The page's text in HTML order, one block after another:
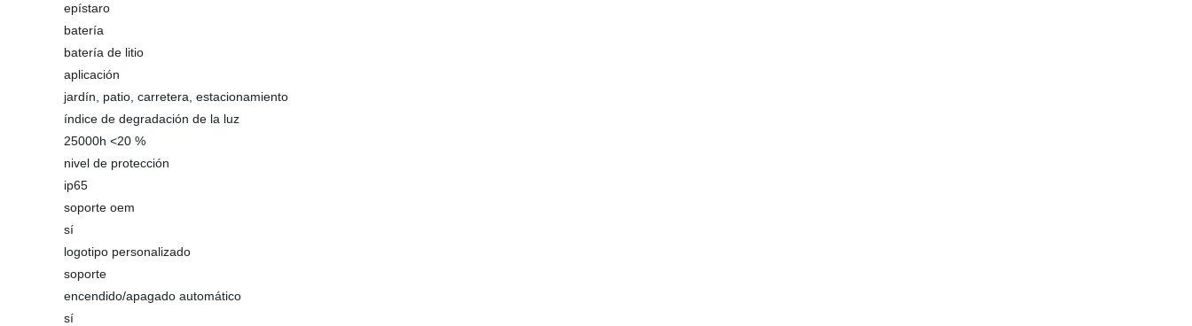
epístaro
batería
batería de litio
aplicación
jardín, patio, carretera, estacionamiento
índice de degradación de la luz
25000h <20 %
nivel de protección
ip65
soporte oem
sí
logotipo personalizado
soporte
encendido/apagado automático
sí